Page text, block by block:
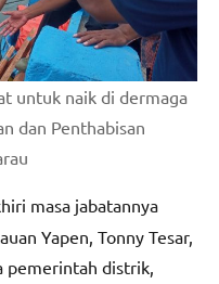
untuk naik di dermaga
dan Penthabisan
masa jabatannya
Yapen, Tonny Tesar,
pemerintah distrik,